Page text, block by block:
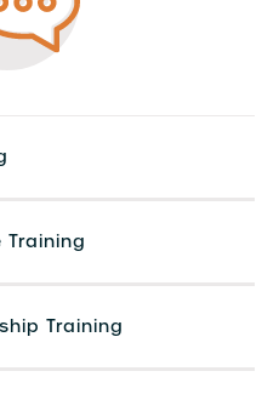
Training
Training